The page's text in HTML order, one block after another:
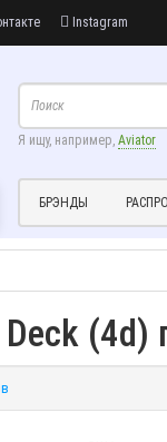
Instagram
Я ищу, например, Aviator
БРЭНДЫ
Deck